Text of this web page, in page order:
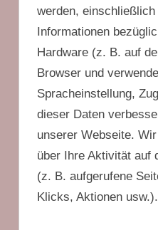
werden,
Informationen
Hardware (z. B. auf
Browser und
Spracheinstellung,
dieser Daten
unserer Webseite.
über Ihre Aktivität auf
(z. B. aufgerufene
Klicks, Aktionen usw.).